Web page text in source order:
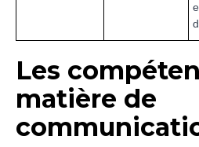
Les
matière de